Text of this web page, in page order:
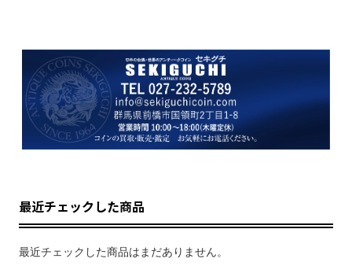
最近チェックした商品
最近チェックした商品はまだありません。